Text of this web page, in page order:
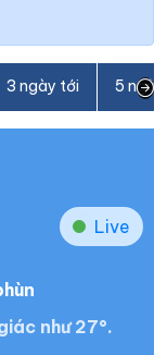
3 ngày tới 5
Live
như 27°.